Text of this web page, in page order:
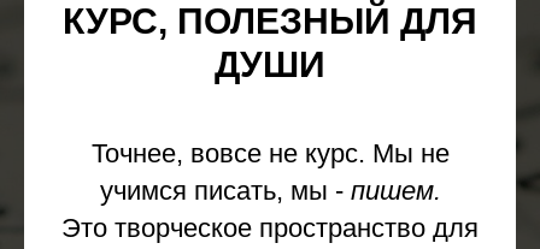
КУРС, ПОЛЕЗНЫЙ ДЛЯ
ДУШИ
Точнее, вовсе не курс. Мы не
учимся писать, мы - пишем.
Это творческое пространство для